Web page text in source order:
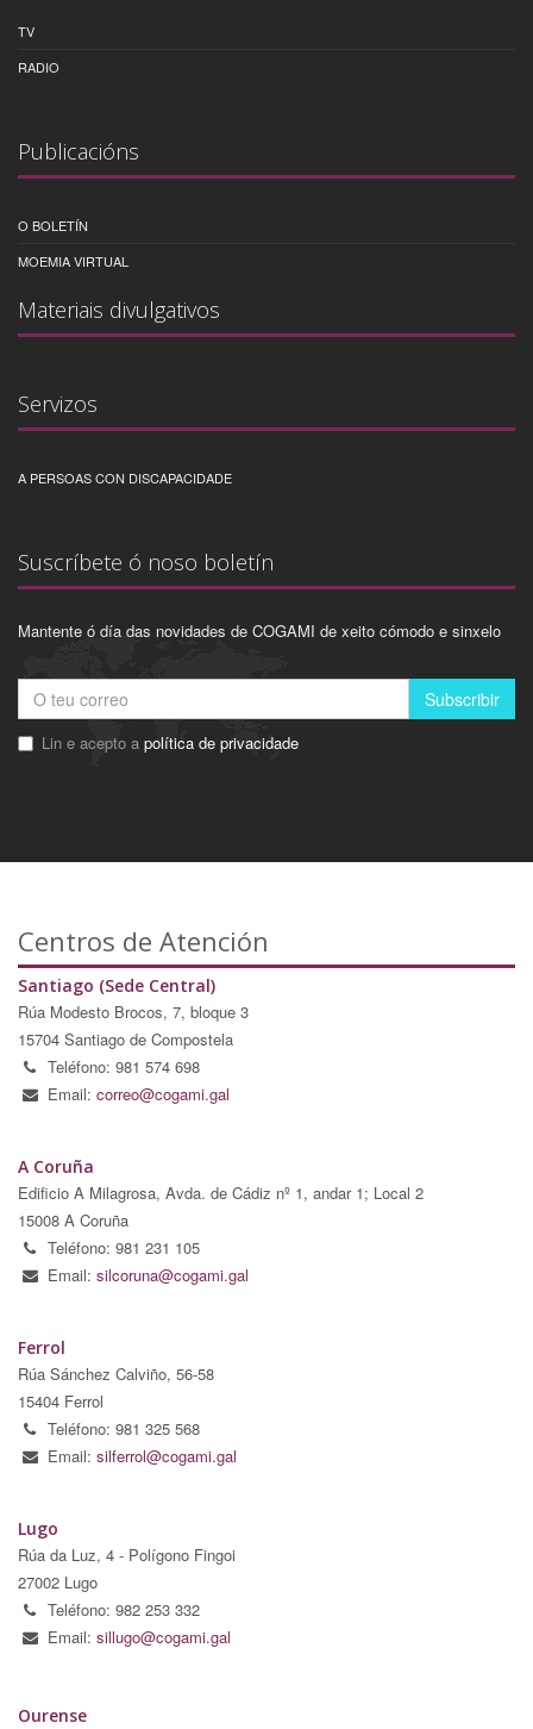
TV
RADIO
Publicacións
O BOLETÍN
MOEMIA VIRTUAL
Materiais divulgativos
Servizos
A PERSOAS CON DISCAPACIDADE
Suscríbete ó noso boletín
Mantente ó día das novidades de COGAMI de xeito cómodo e sinxelo
Subscribir
Lin e acepto a política de privacidade
Centros de Atención
Santiago (Sede Central)
Rúa Modesto Brocos, 7, bloque 3
15704 Santiago de Compostela
Teléfono: 981 574 698
Email: correo@cogami.gal
A Coruña
Edificio A Milagrosa, Avda. de Cádiz nº 1, andar 1; Local 2
15008 A Coruña
Teléfono: 981 231 105
Email: silcoruna@cogami.gal
Ferrol
Rúa Sánchez Calviño, 56-58
15404 Ferrol
Teléfono: 981 325 568
Email: silferrol@cogami.gal
Lugo
Rúa da Luz, 4 - Polígono Fingoi
27002 Lugo
Teléfono: 982 253 332
Email: sillugo@cogami.gal
Ourense